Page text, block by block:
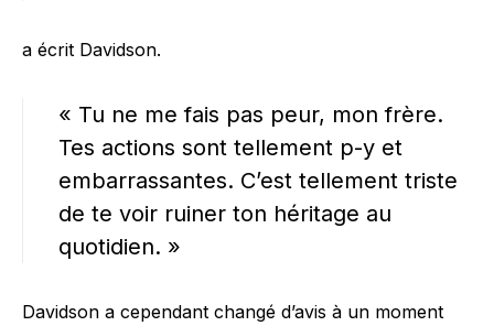
a écrit Davidson.
« Tu ne me fais pas peur, mon frère.
Tes actions sont tellement p-y et
embarrassantes. C’est tellement triste
de te voir ruiner ton héritage au
quotidien. »
Davidson a cependant changé d’avis à un moment